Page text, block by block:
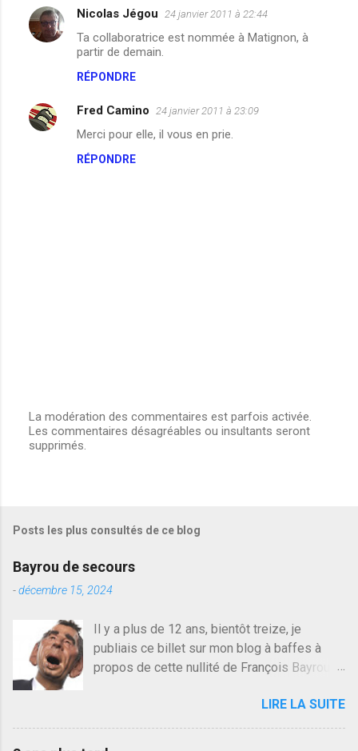
Nicolas Jégou 24 janvier 2011 à 22:44
Ta collaboratrice est nommée à Matignon, à
partir de demain.
RÉPONDRE
Fred Camino 24 janvier 2011 à 23:09
Merci pour elle, il vous en prie.
RÉPONDRE
E
n
t
e
r
u
m
m
e
n
La modération des commentaires est parfois activée.
Les commentaires désagréables ou insultants seront
supprimés.
Posts les plus consultés de ce blog
Bayrou de secours
-décembre 15, 2024
Il y a plus de 12 ans, bientôt treize, je
publiais ce billet sur mon blog à baffes à
propos de cette nullité de François Bayrou. Il
quelqu'un, je ne parle pas des couples mais
des amis ou des valeurs dans lesquels on
croit. François Bayrou est en passe de
LIRE LA SUITE